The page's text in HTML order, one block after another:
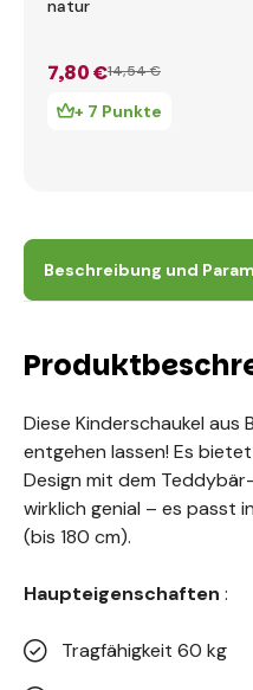
natur
7,80 €14,54 €
+ 7 Punkte
Beschreibung und
Diese Kinderschaukel aus
entgehen lassen! Es
Design mit dem
wirklich genial – es passt
(bis 180 cm).
Haupteigenschaften :
Tragfähigkeit 60 kg